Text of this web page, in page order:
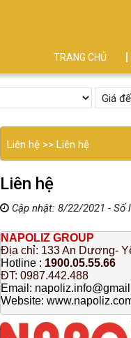
TRANG CHỦ
Liên hệ >> Liên hệ
Liên hệ
Cập nhật: 8/22/2021 - Số
NAPOLIZ GROUP
Địa chỉ: 133 An Dương-
Hotline : 1900.05.55.66
ĐT: 0987.442.488
Email:
Website: